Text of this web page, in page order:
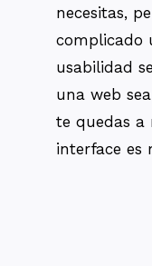
necesitas,
complicado
usabilidad
una web
te quedas a
interface es